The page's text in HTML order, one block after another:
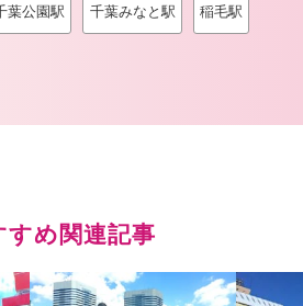
葉公園駅 千葉みなと駅 稲毛駅
すめ関連記事